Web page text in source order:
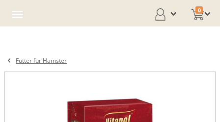
0
Futter für Hamster